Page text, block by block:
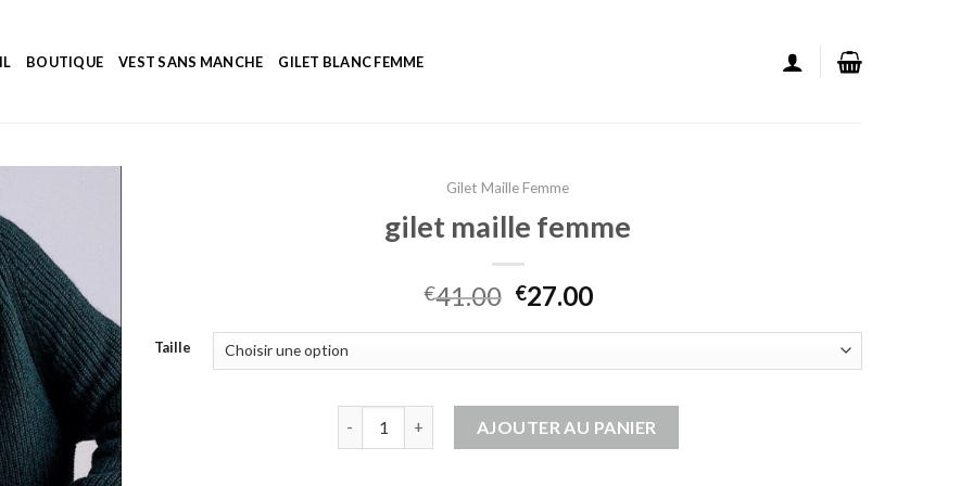
BOUTIQUE VEST SANS MANCHE GILET BLANC FEMME
Gilet Maille Femme
gilet maille femme
€41.00 €27.00
Taille
AJOUTER AU PANIER